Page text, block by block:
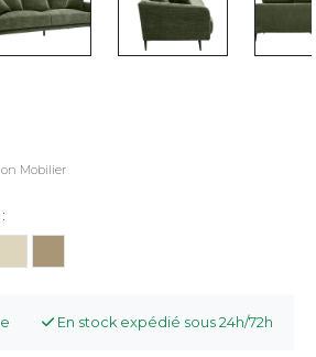
Mobilier
En stock expédié sous 24h/72h